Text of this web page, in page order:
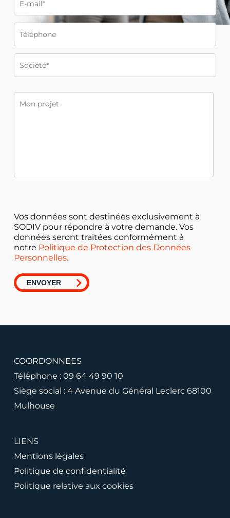
Vos données sont destinées exclusivement à
SODIV pour répondre à votre demande. Vos
données seront traitées conformément à
notre Politique de Protection des Données
Personnelles.
COORDONNEES
Téléphone : 09 64 49 90 10
Siège social : 4 Avenue du Général Leclerc 68100
Mulhouse
LIENS
Mentions légales
Politique de confidentialité
Politique relative aux cookies